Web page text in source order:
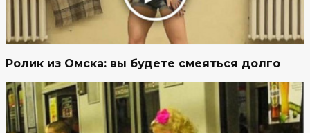
Ролик из Омска: вы будете смеяться долго